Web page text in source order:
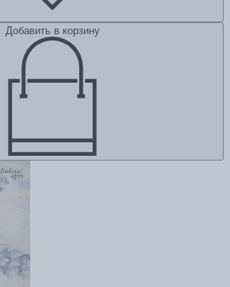
Добавить в корзину